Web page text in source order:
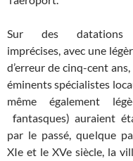
Sur des datations
imprécises, avec une
d’erreur de cinq-cent
éminents spécialistes
même également
fantasques) auraient
par le passé, quelque
XIe et le XVe siècle, la